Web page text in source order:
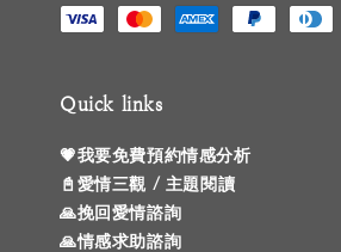
Quick links
💗我要免費預約情感分析
📓愛情三觀 / 主題閱讀
🙏挽回愛情諮詢
🙏情感求助諮詢